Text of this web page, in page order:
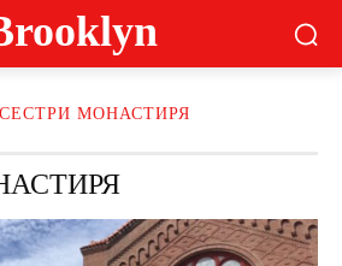
СЕСТРИ МОНАСТИРЯ